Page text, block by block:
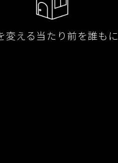
変える当たり前を誰もに